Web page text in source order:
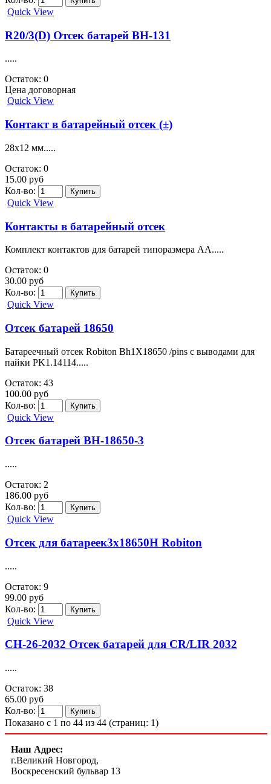
Quick View
R20/3(D) Отсек батарей BH-131
.....
Остаток: 0
Цена договорная
Quick View
Контакт в батарейный отсек (±)
28х12 мм.....
Остаток: 0
15.00 руб
Кол-во:
Quick View
Контакты в батарейный отсек
Комплект контактов для батарей типоразмера АА.....
Остаток: 0
30.00 руб
Кол-во:
Quick View
Отсек батарей 18650
Батареечный отсек Robiton Bh1X18650 /pins с выводами для
пайки PK1.14114.....
Остаток: 43
100.00 руб
Кол-во:
Quick View
Отсек батарей BH-18650-3
.....
Остаток: 2
186.00 руб
Кол-во:
Quick View
Отсек для батареек3х18650H Robiton
.....
Остаток: 9
99.00 руб
Кол-во:
Quick View
СН-26-2032 Отсек батарей для CR/LIR 2032
.....
Остаток: 38
65.00 руб
Кол-во:
Показано с 1 по 44 из 44 (страниц: 1)
Наш Адрес:
г.Великий Новгород,
Воскресенский бульвар 13